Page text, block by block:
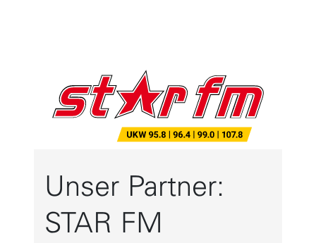
Unser Partner:
STAR FM